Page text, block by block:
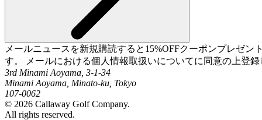
メールニュースを新規購読すると15%OFFクーポンプレゼ
す。 メールにおける個人情報取扱いについてに同意の上登
3rd Minami Aoyama, 3-1-34
Minami Aoyama, Minato-ku, Tokyo
107-0062
© 2026 Callaway Golf Company.
All rights reserved.